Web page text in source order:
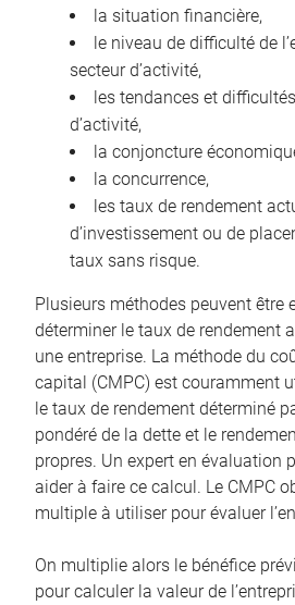
la situation financière,
le niveau de difficulté de
secteur d’activité,
les tendances et
d’activité,
la conjoncture
la concurrence,
les taux de rendement
d’investissement ou de
taux sans risque.
Plusieurs méthodes peuvent être
déterminer le taux de rendement
une entreprise. La méthode du
capital (CMPC) est couramment
le taux de rendement déterminé
pondéré de la dette et le
propres. Un expert en évaluation
aider à faire ce calcul. Le CMPC
multiple à utiliser pour évaluer
On multiplie alors le bénéfice
pour calculer la valeur de